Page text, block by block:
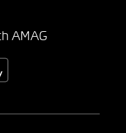
AMAG